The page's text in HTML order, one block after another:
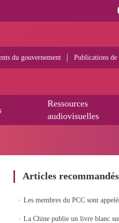
du gouvernement Publications de
Ressources
audiovisuelles
Articles recommandés
Les membres du PCC sont
La Chine publie un livre blanc